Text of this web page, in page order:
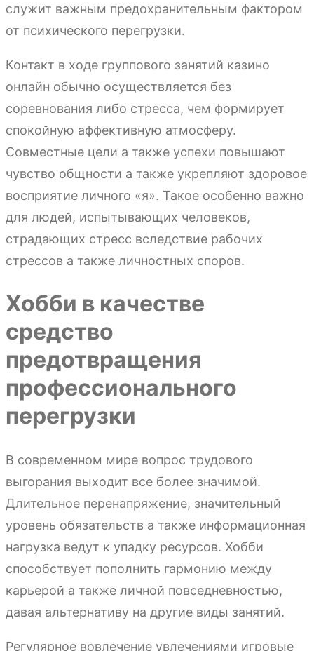
служит важным предохранительным фактором
от психического перегрузки.
Контакт в ходе группового занятий казино
онлайн обычно осуществляется без
соревнования либо стресса, чем формирует
спокойную аффективную атмосферу.
Совместные цели а также успехи повышают
чувство общности а также укрепляют здоровое
восприятие личного «я». Такое особенно важно
для людей, испытывающих человеков,
страдающих стресс вследствие рабочих
стрессов а также личностных споров.
Хобби в качестве
средство
предотвращения
профессионального
перегрузки
В современном мире вопрос трудового
выгорания выходит все более значимой.
Длительное перенапряжение, значительный
уровень обязательств а также информационная
нагрузка ведут к упадку ресурсов. Хобби
способствует пополнить гармонию между
карьерой а также личной повседневностью,
давая альтернативу на другие виды занятий.
Регулярное вовлечение увлечениями игровые